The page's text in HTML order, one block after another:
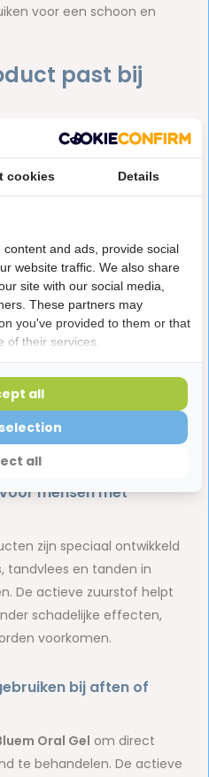
voor een schoon en
past bij
diverse Bluem producten,
en wondjes.
aanvulling op Bluem
beugeldragers en mensen
een brede en een smalle
over BlueM
voor mensen met
zijn speciaal ontwikkeld
tandvlees en tanden in
De actieve zuurstof helpt
schadelijke effecten,
voorkomen.
bij aften of
Oral Gel om direct
te behandelen. De actieve
cookies Details
and ads, provide social
website traffic. We also share
site with our social media,
These partners may
you've provided to them or that
of their services.
all
all